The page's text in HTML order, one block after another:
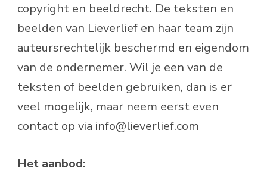
copyright en beeldrecht. De teksten en
beelden van Lieverlief en haar team zijn
auteursrechtelijk beschermd en eigendom
van de ondernemer. Wil je een van de
teksten of beelden gebruiken, dan is er
veel mogelijk, maar neem eerst even
contact op via info@lieverlief.com
Het aanbod: